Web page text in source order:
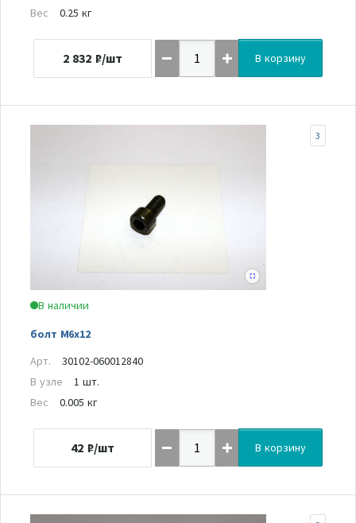
Вес
0.25 кг
2 832 ₽/шт В корзину
В наличии
болт M6x12
3
Арт.
30102-060012840
В узле
1 шт.
Вес
0.005 кг
42 ₽/шт В корзину